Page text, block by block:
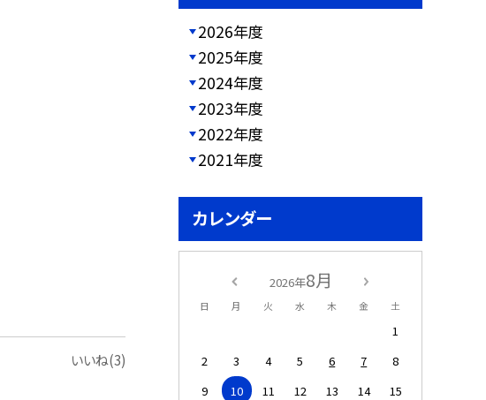
いいね(3)
2026年度
2025年度
2024年度
2023年度
2022年度
2021年度
カレンダー
2026年8月
日 月 火 水 木 金 土
1
2
3 4 5 6 7
8
9
10 11 12 13 14
15